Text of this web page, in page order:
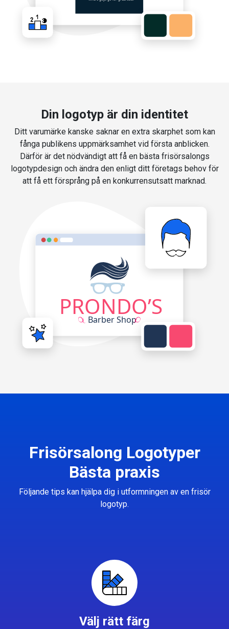
Din logotyp är din identitet
Ditt varumärke kanske saknar en extra skarphet som kan
fånga publikens uppmärksamhet vid första anblicken.
Därför är det nödvändigt att få en bästa frisörsalongs
logotypdesign och ändra den enligt ditt företags behov för
att få ett försprång på en konkurrensutsatt marknad.
Frisörsalong Logotyper
Bästa praxis
Följande tips kan hjälpa dig i utformningen av en frisör
logotyp.
Välj rätt färg